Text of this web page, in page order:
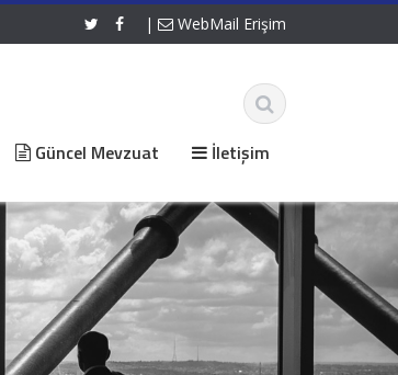
| WebMail Erişim
Güncel Mevzuat İletişim